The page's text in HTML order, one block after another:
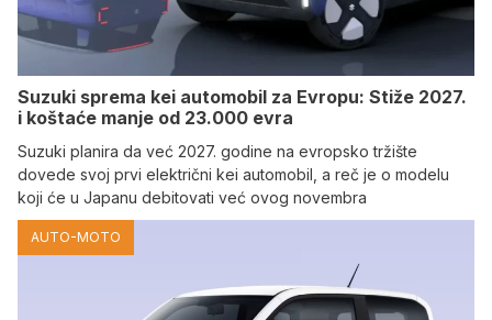
Suzuki sprema kei automobil za Evropu: Stiže 2027.
i koštaće manje od 23.000 evra
Suzuki planira da već 2027. godine na evropsko tržište
dovede svoj prvi električni kei automobil, a reč je o modelu
koji će u Japanu debitovati već ovog novembra
AUTO-MOTO